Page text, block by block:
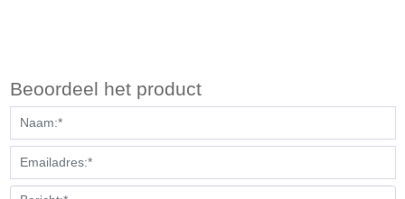
Beoordeel het product